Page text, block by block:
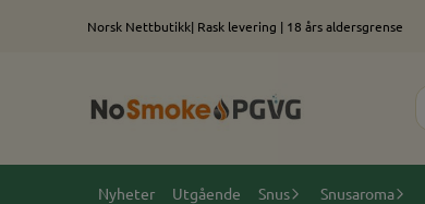
Hopp til innholdNorsk Nettbutikk| Rask levering | 18 års aldersgrense
Nyheter Utgående Snus Snusaroma